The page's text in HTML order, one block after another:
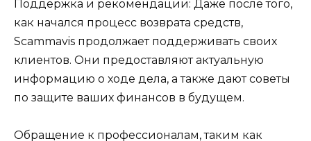
Поддержка и рекомендации: Даже после того,
как начался процесс возврата средств,
Scammavis продолжает поддерживать своих
клиентов. Они предоставляют актуальную
информацию о ходе дела, а также дают советы
по защите ваших финансов в будущем.
Обращение к профессионалам, таким как